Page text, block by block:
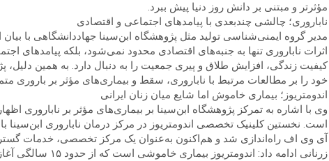
مؤثرتر و مبتنی بر دانش روز دنیا پیش ببرد.
ناباروری؛ چالشی چندبعدی با پیامدهای اجتماعی و اقتصادی
مدیر گروه ایمنی‌شناسی تولید مثل پژوهشگاه ابن‌سینا جهاددانشگاهی با
اثرات ناباروری تنها به جنبه‌های اقتصادی محدود نمی‌شود، بلکه پیامدهای
کیفیت زندگی، افزایش طلاق و پیری جمعیت را به دنبال دارد. به همین
خود را بر مطالعات مرتبط با ناباروری، سقط و بیماری‌های مؤثر بر باروری
اندومتریوز؛ بیماری خاموش اما شایع میان زنان ایرانی
وی با اشاره به تمرکز پژوهشگاه ابن‌سینا بر بیماری‌های مؤثر بر ناباروری
است. نخستین کلینیک تخصصی اندومتریوز در مرکز درمان ناباروری
آی وی اف راه‌اندازی شد و هم‌اکنون به‌عنوان یک مرکز تخصصی، خدمات
زرنانی ادامه داد: